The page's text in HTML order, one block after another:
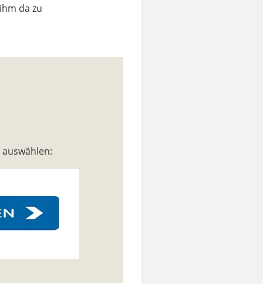
da zu